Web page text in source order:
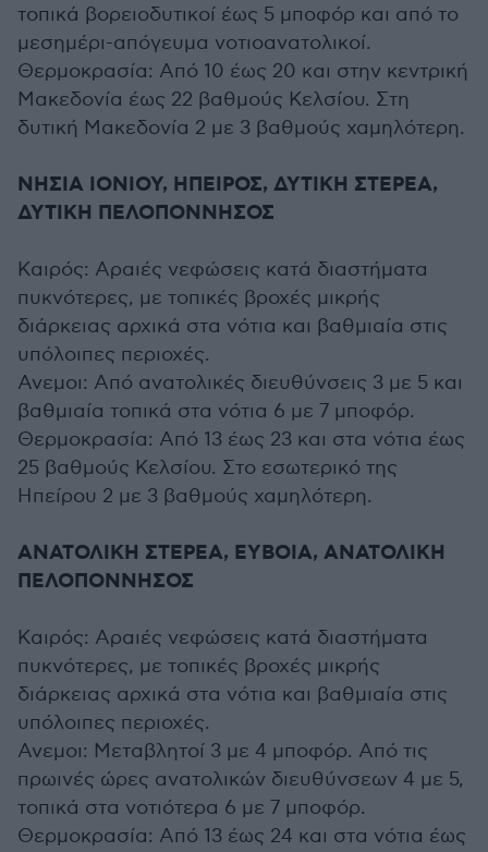
τοπικά βορειοδυτικοί έως 5 μποφόρ και από το
μεσημέρι-απόγευμα νοτιοανατολικοί.
Θερμοκρασία: Από 10 έως 20 και στην κεντρική
Μακεδονία έως 22 βαθμούς Κελσίου. Στη
δυτική Μακεδονία 2 με 3 βαθμούς χαμηλότερη.
ΝΗΣΙΑ ΙΟΝΙΟΥ, ΗΠΕΙΡΟΣ, ΔΥΤΙΚΗ ΣΤΕΡΕΑ,
ΔΥΤΙΚΗ ΠΕΛΟΠΟΝΝΗΣΟΣ
Καιρός: Αραιές νεφώσεις κατά διαστήματα
πυκνότερες, με τοπικές βροχές μικρής
διάρκειας αρχικά στα νότια και βαθμιαία στις
υπόλοιπες περιοχές.
Ανεμοι: Από ανατολικές διευθύνσεις 3 με 5 και
βαθμιαία τοπικά στα νότια 6 με 7 μποφόρ.
Θερμοκρασία: Από 13 έως 23 και στα νότια έως
25 βαθμούς Κελσίου. Στο εσωτερικό της
Ηπείρου 2 με 3 βαθμούς χαμηλότερη.
ΑΝΑΤΟΛΙΚΗ ΣΤΕΡΕΑ, ΕΥΒΟΙΑ, ΑΝΑΤΟΛΙΚΗ
ΠΕΛΟΠΟΝΝΗΣΟΣ
Καιρός: Αραιές νεφώσεις κατά διαστήματα
πυκνότερες, με τοπικές βροχές μικρής
διάρκειας αρχικά στα νότια και βαθμιαία στις
υπόλοιπες περιοχές.
Ανεμοι: Μεταβλητοί 3 με 4 μποφόρ. Από τις
πρωινές ώρες ανατολικών διευθύνσεων 4 με 5,
τοπικά στα νοτιότερα 6 με 7 μποφόρ.
Θερμοκρασία: Από 13 έως 24 και στα νότια έως